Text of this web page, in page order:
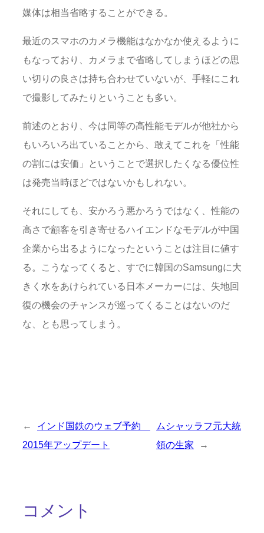
媒体は相当省略することができる。
最近のスマホのカメラ機能はなかなか使えるように
もなっており、カメラまで省略してしまうほどの思
い切りの良さは持ち合わせていないが、手軽にこれ
で撮影してみたりということも多い。
前述のとおり、今は同等の高性能モデルが他社から
もいろいろ出ていることから、敢えてこれを「性能
の割には安価」ということで選択したくなる優位性
は発売当時ほどではないかもしれない。
それにしても、安かろう悪かろうではなく、性能の
高さで顧客を引き寄せるハイエンドなモデルが中国
企業から出るようになったということは注目に値す
る。こうなってくると、すでに韓国のSamsungに大
きく水をあけられている日本メーカーには、失地回
復の機会のチャンスが巡ってくることはないのだ
な、とも思ってしまう。
←
インド国鉄のウェブ予約
2015年アップデート
ムシャッラフ元大統
領の生家
→
コメント